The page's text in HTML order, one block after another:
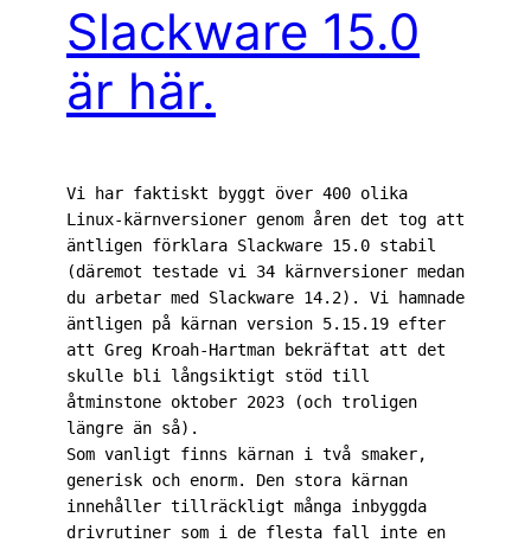
Slackware 15.0
är här.
Vi har faktiskt byggt över 400 olika
Linux-kärnversioner genom åren det tog att
äntligen förklara Slackware 15.0 stabil
(däremot testade vi 34 kärnversioner medan
du arbetar med Slackware 14.2). Vi hamnade
äntligen på kärnan version 5.15.19 efter
att Greg Kroah-Hartman bekräftat att det
skulle bli långsiktigt stöd till
åtminstone oktober 2023 (och troligen
längre än så).
Som vanligt finns kärnan i två smaker,
generisk och enorm. Den stora kärnan
innehåller tillräckligt många inbyggda
drivrutiner som i de flesta fall inte en